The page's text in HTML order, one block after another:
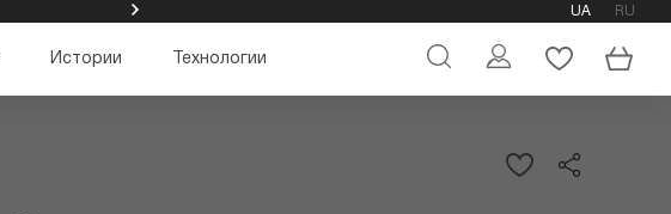
UA RU
Истории Технологии